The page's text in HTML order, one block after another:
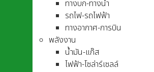
ทางบก-ทางน้ำ
รถไฟ-รถไฟฟ้า
ทางอากาศ-การบิน
พลังงาน
น้ำมัน-แก๊ส
ไฟฟ้า-โซล่าร์เซลล์